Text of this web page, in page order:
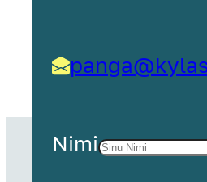
Nimi